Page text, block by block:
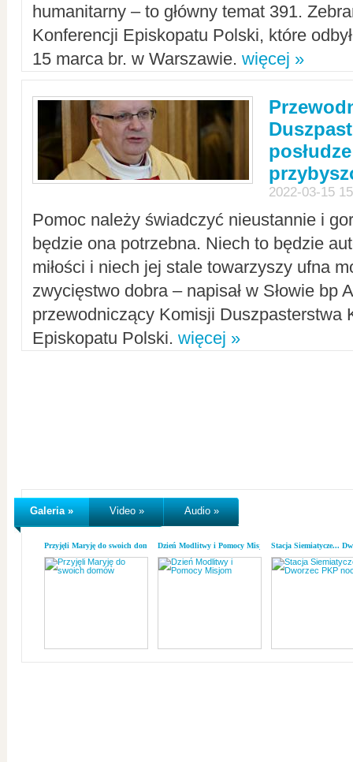
humanitarny – to główny temat 391.
Konferencji Episkopatu Polski, które
15 marca br. w Warszawie. więcej »
2022-03-15
Pomoc należy świadczyć nieustannie i
będzie ona potrzebna. Niech to będzie
miłości i niech jej stale towarzyszy ufna
zwycięstwo dobra – napisał w Słowie bp
przewodniczący Komisji Duszpasterstwa
Episkopatu Polski. więcej »
Galeria » Video » Audio »
Przyjęli Maryję do swoich domówDzień Modlitwy i Pomocy MisjomStacja Siemiatycze...